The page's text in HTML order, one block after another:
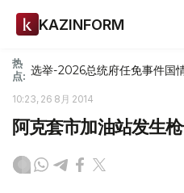
KAZINFORM
热
点: 选举-2026总统府任免事件国
10:23, 26 8月 2014
阿克套市加油站发生